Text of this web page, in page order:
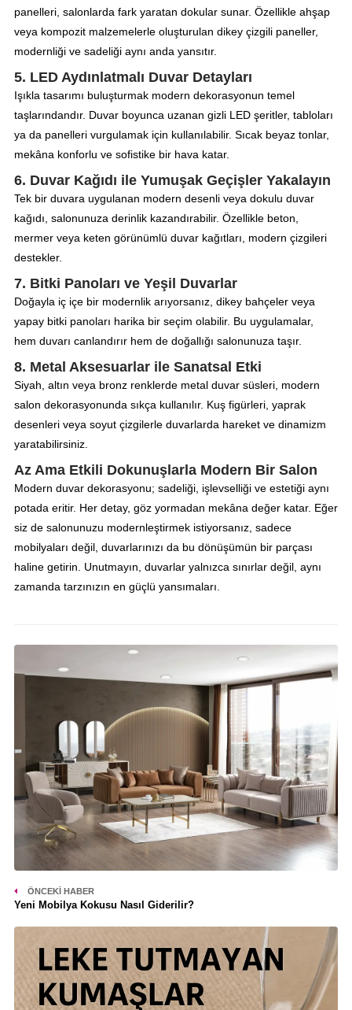
panelleri, salonlarda fark yaratan dokular sunar. Özellikle ahşap
veya kompozit malzemelerle oluşturulan dikey çizgili paneller,
modernliği ve sadeliği aynı anda yansıtır.
5. LED Aydınlatmalı Duvar Detayları
Işıkla tasarımı buluşturmak modern dekorasyonun temel
taşlarındandır. Duvar boyunca uzanan gizli LED şeritler, tabloları
ya da panelleri vurgulamak için kullanılabilir. Sıcak beyaz tonlar,
mekâna konforlu ve sofistike bir hava katar.
6. Duvar Kağıdı ile Yumuşak Geçişler Yakalayın
Tek bir duvara uygulanan modern desenli veya dokulu duvar
kağıdı, salonunuza derinlik kazandırabilir. Özellikle beton,
mermer veya keten görünümlü duvar kağıtları, modern çizgileri
destekler.
7. Bitki Panoları ve Yeşil Duvarlar
Doğayla iç içe bir modernlik arıyorsanız, dikey bahçeler veya
yapay bitki panoları harika bir seçim olabilir. Bu uygulamalar,
hem duvarı canlandırır hem de doğallığı salonunuza taşır.
8. Metal Aksesuarlar ile Sanatsal Etki
Siyah, altın veya bronz renklerde metal duvar süsleri, modern
salon dekorasyonunda sıkça kullanılır. Kuş figürleri, yaprak
desenleri veya soyut çizgilerle duvarlarda hareket ve dinamizm
yaratabilirsiniz.
Az Ama Etkili Dokunuşlarla Modern Bir Salon
Modern duvar dekorasyonu; sadeliği, işlevselliği ve estetiği aynı
potada eritir. Her detay, göz yormadan mekâna değer katar. Eğer
siz de salonunuzu modernleştirmek istiyorsanız, sadece
mobilyaları değil, duvarlarınızı da bu dönüşümün bir parçası
haline getirin. Unutmayın, duvarlar yalnızca sınırlar değil, aynı
zamanda tarzınızın en güçlü yansımaları.
ÖNCEKI HABER
Yeni Mobilya Kokusu Nasıl Giderilir?